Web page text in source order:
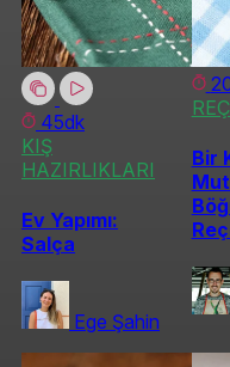
45dk
KIŞ
HAZIRLIKLARI
Ev Yapımı:
Salça
Ege Şahin
Bir